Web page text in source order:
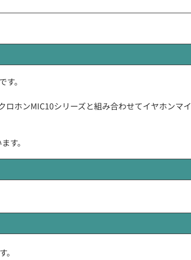
。
ホンMIC10シリーズと組み合わせてイヤホンマイ
す。
。